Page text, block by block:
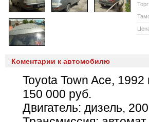
Торг:
Коментарии к автомобилю
Toyota Town Ace, 1992
150 000 руб.
Двигатель: дизель,